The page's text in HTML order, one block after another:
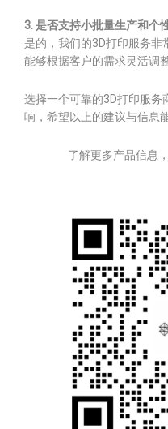
3. 是否支持小批量生产和个
是的，我们的3D打印服务非
能够根据客户的需求灵活调
选择一个可靠的3D打印服务
响，希望以上的建议与信息
了解更多产品信息